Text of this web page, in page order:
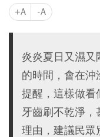
+A -A
炎炎夏日又濕
的時間，會在
提醒，這樣做看
牙齒刷不乾淨
理由，建議民眾